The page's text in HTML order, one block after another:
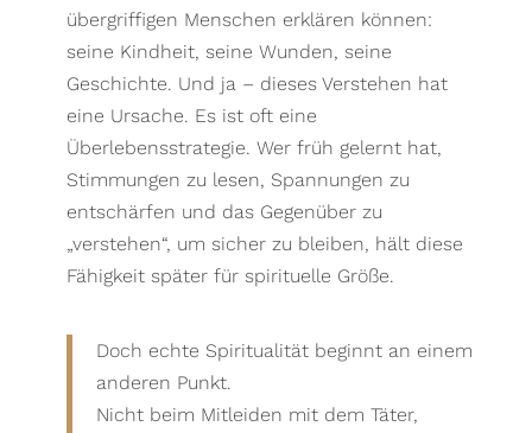
übergriffigen Menschen erklären können:
seine Kindheit, seine Wunden, seine
Geschichte. Und ja – dieses Verstehen hat
eine Ursache. Es ist oft eine
Überlebensstrategie. Wer früh gelernt hat,
Stimmungen zu lesen, Spannungen zu
entschärfen und das Gegenüber zu
„verstehen“, um sicher zu bleiben, hält diese
Fähigkeit später für spirituelle Größe.
Doch echte Spiritualität beginnt an einem
anderen Punkt.
Nicht beim Mitleiden mit dem Täter,